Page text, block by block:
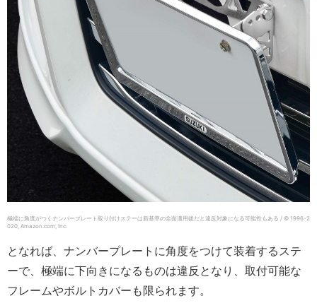
極端に角度がつくナンバープレート取り付けステーは新基準の全面適用後だと違反対象になる可能性もある / © 1996-2
020, Amazon.com, Inc.
となれば、ナンバープレートに角度をつけて装着するステ
ーで、極端に下向きになるものは違反となり、取付可能な
フレームやボルトカバーも限られます。